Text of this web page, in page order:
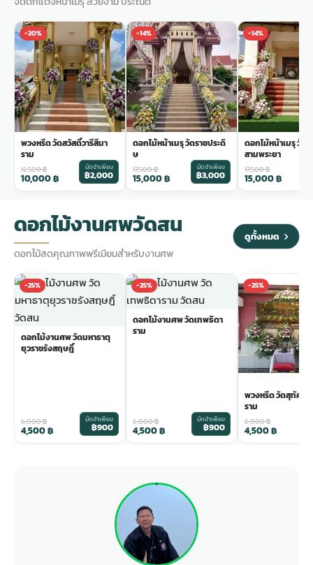
-20%
พวงหรีด วัดสวัสดิ์วารีสีมา
ราม
12,500฿
10,000฿
มัดจำเพียง
฿2,000
-14%
ดอกไม้หน้าเมรุ วัดราชประดิ
ษ
17,500฿
15,000฿
มัดจำเพียง
฿3,000
-14%
ดอกไม้หน้าเมรุ วัด
สามพระยา
17,500฿
15,000฿
ดอกไม้งานศพวัดสน
ดอกไม้สดคุณภาพพรีเมียมสำหรับงานศพ
ดูทั้งหมด
-25%
ดอกไม้งานศพ วัดมหาธาตุ
ยุวราชรังสฤษฎิ์
6,000฿
4,500฿
มัดจำเพียง
฿900
-25%
ดอกไม้งานศพ วัดเทพธิดา
ราม
6,000฿
4,500฿
มัดจำเพียง
฿900
-25%
พวงหรีด วัดสุทัศนเ
ราม
6,000฿
4,500฿